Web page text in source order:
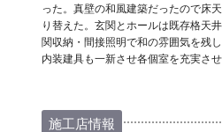
った。真壁の和風建築だったので床
り替えた。玄関とホールは既存格天
関収納・間接照明で和の雰囲気を残
内装建具も一新させ各個室を充実させ
施工店情報